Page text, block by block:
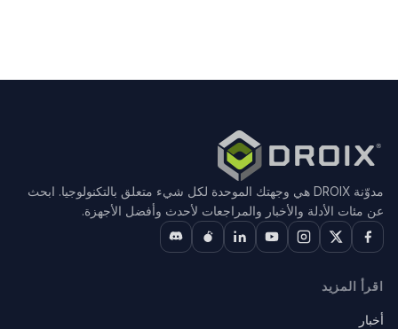
مدوّنة DROIX هي وجهتك الموحدة لكل شيء متعلق بالتكنولوجيا. ابحث
عن مئات الأدلة والأخبار والمراجعات لأحدث وأفضل الأجهزة.
اقرأ المزيد
أخبار